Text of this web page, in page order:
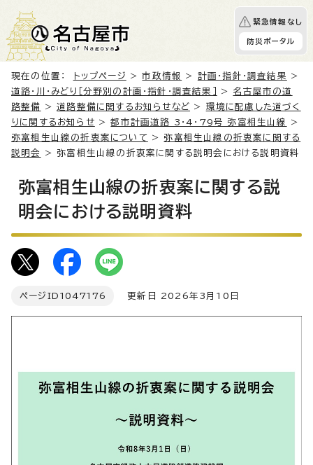
緊急情報なし
防災ポータル
現在の位置： トップページ >市政情報 > 計画・指針・調査結果
>
道路・川・みどり［分野別の計画・指針・調査結果］
> 名古屋市の道
路整備
>道路整備に関するお知らせなど > 環境に配慮した道づく
りに関するお知らせ >都市計画道路 3・4・79号 弥富相生山線
>
弥富相生山線の折衷案について
> 弥富相生山線の折衷案に関する
説明会
> 弥富相生山線の折衷案に関する説明会における説明資料
弥富相生山線の折衷案に関する説
明会における説明資料
ページID 1047176 更新日 2026年3月10日